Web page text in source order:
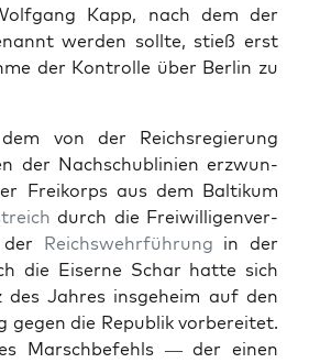
Kapp, nach dem der
wer­den sollte, stieß erst
der Kon­trolle über Berlin zu
von der Reich­sregierung
der Nach­schublin­ien erzwun­
Freiko­rps aus dem Baltikum
durch die Frei­willi­gen­ver­
Reich­swehrführung in der
die Eis­erne Schar hat­te sich
Jahres ins­ge­heim auf den
gegen die Repub­lik vor­bere­it­et.
Marschbe­fehls — der einen